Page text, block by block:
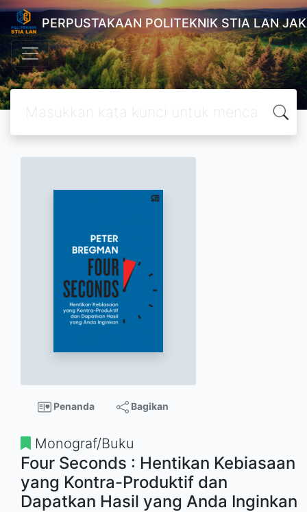
PERPUSTAKAAN POLITEKNIK STIA LAN
Penanda Bagikan
Monograf/Buku
Four Seconds : Hentikan Kebiasaan
yang Kontra-Produktif dan
Dapatkan Hasil yang Anda Inginkan